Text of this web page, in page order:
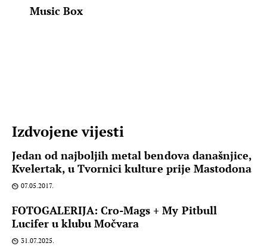
Music Box
Izdvojene vijesti
Jedan od najboljih metal bendova današnjice,
Kvelertak, u Tvornici kulture prije Mastodona
07.05.2017.
FOTOGALERIJA: Cro-Mags + My Pitbull
Lucifer u klubu Močvara
31.07.2025.